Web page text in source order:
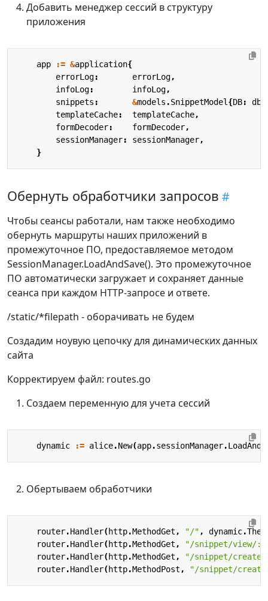
Добавить менеджер сессий в структуру
приложения
app := &application{
errorLog: errorLog,
infoLog: infoLog,
snippets : &models .SnippetModel{DB: db
templateCache: templateCache,
formDecoder: formDecoder,
sessionManager: sessionManager,
}
Обернуть обработчики запросов
Чтобы сеансы работали, нам также необходимо
обернуть маршруты наших приложений в
промежуточное ПО, предоставляемое методом
SessionManager.LoadAndSave(). Это промежуточное
ПО автоматически загружает и сохраняет данные
сеанса при каждом HTTP-запросе и ответе.
/static/*filepath - оборачивать не будем
Создадим ноувую цепочку для динамических данных
сайта
Корректируем файл: routes.go
Создаем переменную для учета сессий
dynamic := alice.New(app.sessionManager.
Обертываем обработчики
router.Handler(http.MethodGet, "/", dynamic.
router.Handler(http.MethodGet,
"/snippet/view/
router.Handler(http.MethodGet, "/snippet/create"
router.Handler(http.MethodPost, "/snippet/